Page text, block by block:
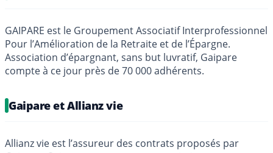
GAIPARE est le Groupement Associatif Interprofessionnel
Pour l’Amélioration de la Retraite et de l’Épargne.
Association d’épargnant, sans but luvratif, Gaipare
compte à ce jour près de 70 000 adhérents.
Gaipare et Allianz vie
Allianz vie est l’assureur des contrats proposés par